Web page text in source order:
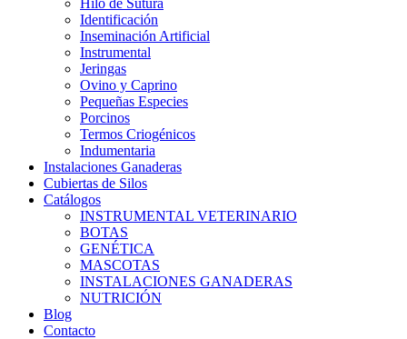
Hilo de Sutura
Identificación
Inseminación Artificial
Instrumental
Jeringas
Ovino y Caprino
Pequeñas Especies
Porcinos
Termos Criogénicos
Indumentaria
Instalaciones Ganaderas
Cubiertas de Silos
Catálogos
INSTRUMENTAL VETERINARIO
BOTAS
GENÉTICA
MASCOTAS
INSTALACIONES GANADERAS
NUTRICIÓN
Blog
Contacto